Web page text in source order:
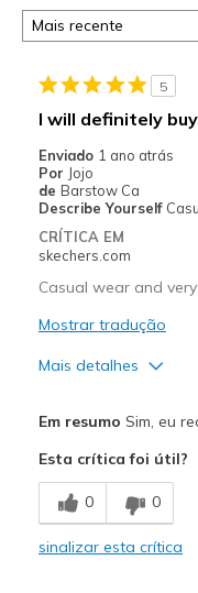
5
I will definitely
Enviado 1 ano atrás
Por Jojo
de Barstow Ca
Describe Yourself
CRÍTICA EM
skechers.com
Casual wear and
Mostrar tradução
Mais detalhes
Breathe Well
Comfortable
Em resumo Sim, eu
Esta crítica foi útil?
0 0
sinalizar esta crítica